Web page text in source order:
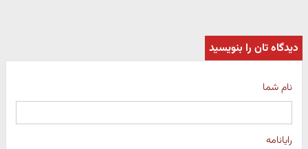
دیدگاه تان را بنویسید
نام شما
رایانامه